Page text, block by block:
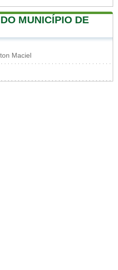
MUNICÍPIO DE
Maciel